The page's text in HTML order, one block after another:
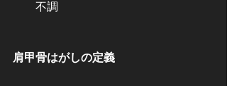
不調
肩甲骨はがしの定義